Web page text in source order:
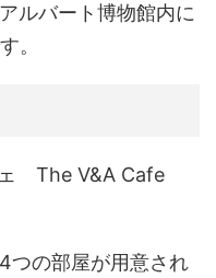
ルバート博物館内に
。
つの部屋が用意され